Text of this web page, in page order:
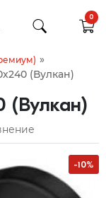
0
»
(Вулкан)
(Вулкан)
-10%